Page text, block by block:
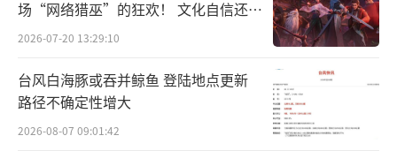
场“网络猎巫”的狂欢！ 文化自信还是
焦虑？
2026-07-20 13:29:10
台风白海豚或吞并鲸鱼 登陆地点更新
路径不确定性增大
2026-08-07 09:01:42